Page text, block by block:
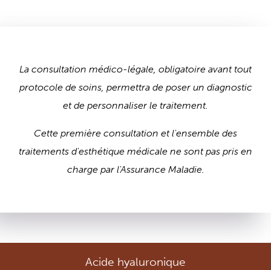
La consultation médico-légale, obligatoire avant tout
protocole de soins, permettra de poser un diagnostic
et de personnaliser le traitement.
Cette première consultation et l'ensemble des
traitements d'esthétique médicale ne sont pas pris en
charge par l'Assurance Maladie.
Acide hyaluronique